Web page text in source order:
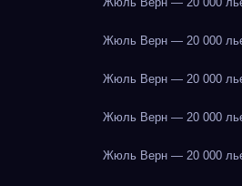
Жюль Верн — 20 000
Жюль Верн — 20 000
Жюль Верн — 20 000
Жюль Верн — 20 000